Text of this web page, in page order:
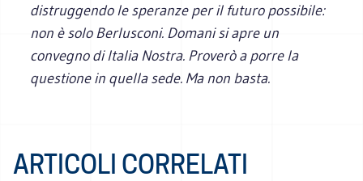
distruggendo le speranze per il futuro possibile:
non è solo Berlusconi. Domani si apre un
convegno di Italia Nostra. Proverò a porre la
questione in quella sede. Ma non basta.
ARTICOLI CORRELATI